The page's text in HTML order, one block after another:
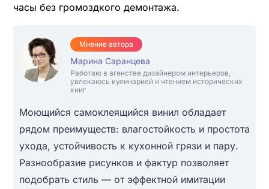
часы без громоздкого демонтажа.
Мнение автора
Марина Саранцева
Работаю в агенстве дизайнером интерьеров,
увлекаюсь кулинарией и чтением исторических
книг
Моющийся самоклеящийся винил обладает
рядом преимуществ: влагостойкость и простота
ухода, устойчивость к кухонной грязи и пару.
Разнообразие рисунков и фактур позволяет
подобрать стиль — от эффектной имитации